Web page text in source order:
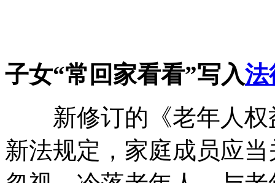
子女“常回家看看”写入法
新修订的《老年人权
新法规定，家庭成员应